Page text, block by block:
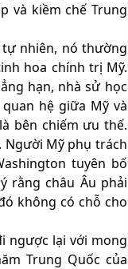
và kiềm chế Trung
nhiên, nó thường
hoa chính trị Mỹ.
hạn, nhà sử học
hệ giữa Mỹ và
bên chiếm ưu thế.
Người Mỹ phụ trách
tuyên bố
rằng châu Âu phải
không có chỗ cho
ngược lại với mong
Trung Quốc của